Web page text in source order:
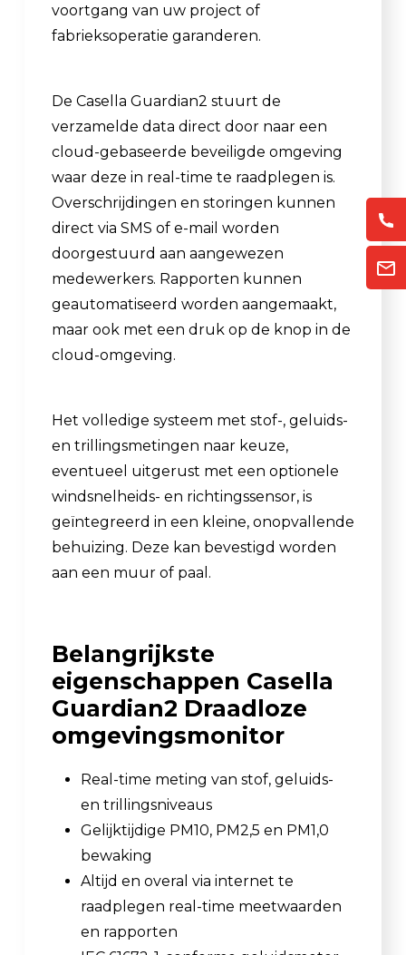
voortgang van uw project of
fabrieksoperatie garanderen.
De Casella Guardian2 stuurt de
verzamelde data direct door naar een
cloud-gebaseerde beveiligde omgeving
waar deze in real-time te raadplegen is.
Overschrijdingen en storingen kunnen
direct via SMS of e-mail worden
doorgestuurd aan aangewezen
medewerkers. Rapporten kunnen
geautomatiseerd worden aangemaakt,
maar ook met een druk op de knop in de
cloud-omgeving.
Het volledige systeem met stof-, geluids-
en trillingsmetingen naar keuze,
eventueel uitgerust met een optionele
windsnelheids- en richtingssensor, is
geïntegreerd in een kleine, onopvallende
behuizing. Deze kan bevestigd worden
aan een muur of paal.
Belangrijkste
eigenschappen Casella
Guardian2 Draadloze
omgevingsmonitor
Real-time meting van stof, geluids-
en trillingsniveaus
Gelijktijdige PM10, PM2,5 en PM1,0
bewaking
Altijd en overal via internet te
raadplegen real-time meetwaarden
en rapporten